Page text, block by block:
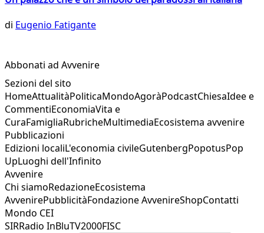
di Eugenio Fatigante
Abbonati ad Avvenire
Sezioni del sito
HomeAttualitàPoliticaMondoAgoràPodcastChiesaIdee e
CommentiEconomiaVita e
CuraFamigliaRubricheMultimediaEcosistema avvenire
Pubblicazioni
Edizioni localiL'economia civileGutenbergPopotusPop
UpLuoghi dell'Infinito
Avvenire
Chi siamoRedazioneEcosistema
AvvenirePubblicitàFondazione AvvenireShopContatti
Mondo CEI
SIRRadio InBluTV2000FISC